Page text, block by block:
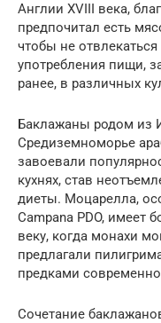
Англии XVIII века,
предпочитал есть
чтобы не
употребления пищи,
ранее, в различных
Баклажаны родом из
Средиземноморье
завоевали
кухнях, став
диеты. Моцарелла,
Campana PDO, имеет
веку, когда монахи
предлагали
предками
Сочетание